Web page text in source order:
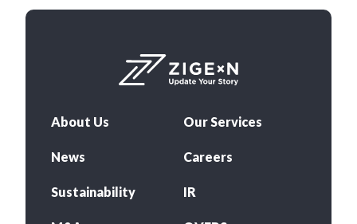
About Us Our Services
News Careers
Sustainability IR